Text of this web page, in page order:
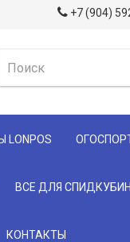
+7 (904)
ВСЕ ДЛЯ
КОНТАКТЫ